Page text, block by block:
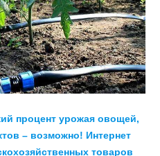
процент урожая овощей,
– возможно! Интернет
товаров